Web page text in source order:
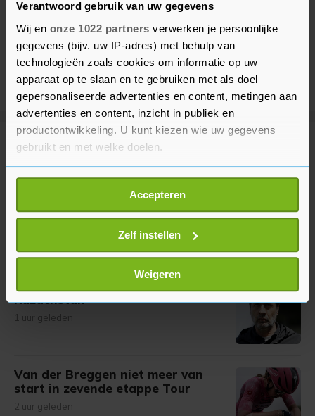
Verantwoord gebruik van uw gegevens
Wij en onze 1022 partners verwerken je persoonlijke
gegevens (bijv. uw IP-adres) met behulp van
technologieën zoals cookies om informatie op uw
apparaat op te slaan en te gebruiken met als doel
gepersonaliseerde advertenties en content, metingen aan
advertenties en content, inzicht in publiek en
productontwikkeling. U kunt kiezen wie uw gegevens
gebruikt en met welke doelen.
Als u het toestaat, willen we ook graag:
Informatie verzamelen over uw geografische
locatie, die tot een paar meter nauwkeurig kan zijn
Uw apparaat identificeren door het actief te
scannen op specifieke eigenschappen (fingerprinting)
Lees meer over hoe uw persoonlijke gegevens worden
verwerkt en stel uw voorkeuren in het
U kunt uw toestemming op elk moment wijzigen of
intrekken in de Cookieverklaring.
bezoek makkelijker en persoonlijker. Op
onze cookiepagina kun je ons cookiebeleid bekijken en je
gemaakte keuze altijd wijzigen of intrekken.
Accepteren
Zelf instellen
Weigeren
Meer uit Sport
KNVB voert nieuwe spelregels
door voor meer tempo in de
Kazachstan
1 uur geleden
Van der Breggen niet meer van
start in zevende etappe Tour
2 uur geleden